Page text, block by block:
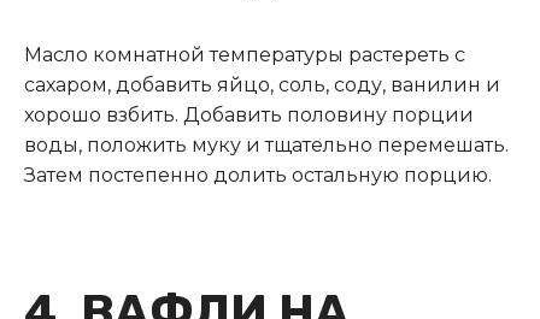
Масло комнатной температуры растереть с
сахаром, добавить яйцо, соль, соду, ванилин и
хорошо взбить. Добавить половину порции
воды, положить муку и тщательно перемешать.
Затем постепенно долить остальную порцию.